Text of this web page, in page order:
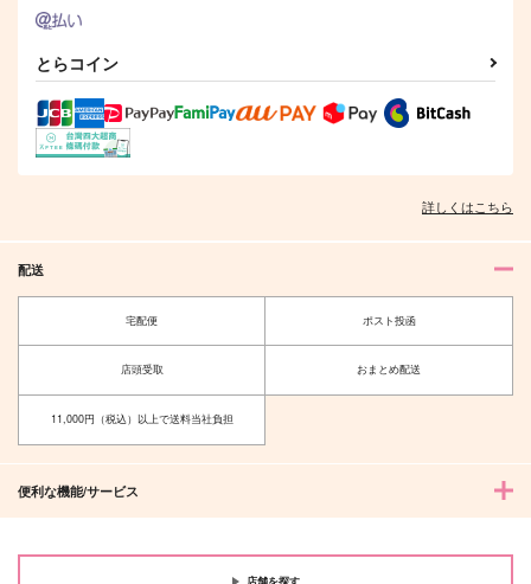
サンプル
作品詳細
この海には還らない
1,144円（税込）
サンプル
作品詳細
青紅葉洞
787円（税込）
サンプル
作品詳細
もっと可愛くなってい
い 2 小冊子＆ボイス
付特装版
三交社
2,970円 （税込）
サンプル
三交社
870円（税込）
とらコイン
詳しくはこちら
配送
宅配便 ポスト投函
店頭受取 おまとめ配送
11,000円（税込）以上で送料当社負担
便利な機能/サービス
店舗を探す